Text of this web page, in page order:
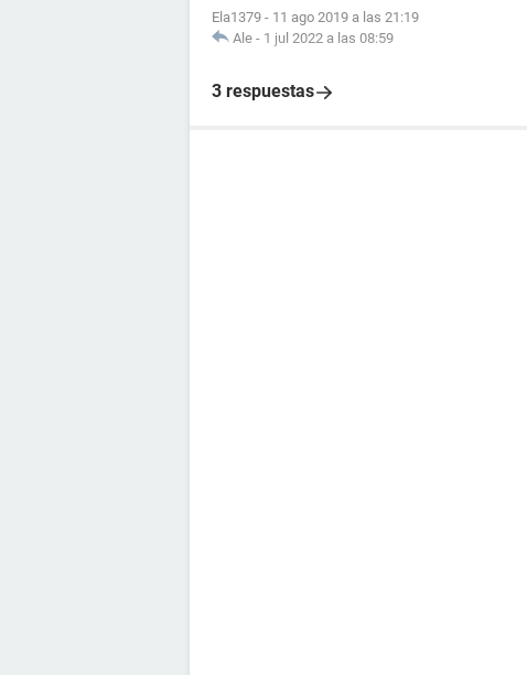
Ela1379 - 11 ago 2019 a las 21:19
Ale - 1 jul 2022 a las 08:59
3 respuestas